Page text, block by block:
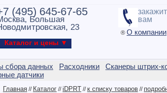
(495) 645-67-65
Большая
23
Каталог и цены ▼
вам
® О компании
сбора данных Расходники Сканеры штрих-
датчики
Главная // Каталог //iDPRT //к списку товаров //